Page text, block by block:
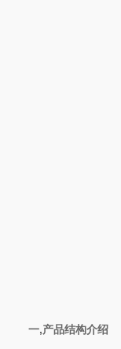
一,产品结构介绍